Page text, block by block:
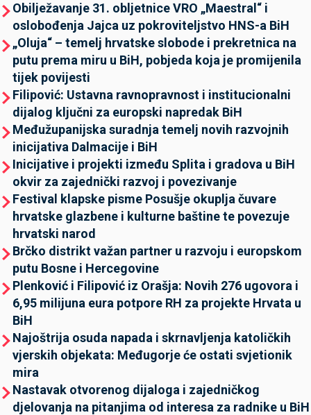
Obilježavanje 31. obljetnice VRO „Maestral“ i
oslobođenja Jajca uz pokroviteljstvo HNS-a BiH
„Oluja“ – temelj hrvatske slobode i prekretnica na
putu prema miru u BiH, pobjeda koja je promijenila
tijek povijesti
Filipović: Ustavna ravnopravnost i institucionalni
dijalog ključni za europski napredak BiH
Međužupanijska suradnja temelj novih razvojnih
inicijativa Dalmacije i BiH
Inicijative i projekti između Splita i gradova u BiH
okvir za zajednički razvoj i povezivanje
Festival klapske pisme Posušje okuplja čuvare
hrvatske glazbene i kulturne baštine te povezuje
hrvatski narod
Brčko distrikt važan partner u razvoju i europskom
putu Bosne i Hercegovine
Plenković i Filipović iz Orašja: Novih 276 ugovora i
6,95 milijuna eura potpore RH za projekte Hrvata u
BiH
Najoštrija osuda napada i skrnavljenja katoličkih
vjerskih objekata: Međugorje će ostati svjetionik
mira
Nastavak otvorenog dijaloga i zajedničkog
djelovanja na pitanjima od interesa za radnike u BiH